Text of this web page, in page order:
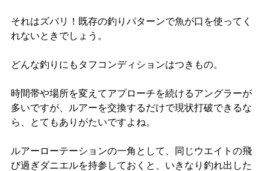
それはズバリ！既存の釣りパターンで魚が口を使ってく
れないときでしょう。
どんな釣りにもタフコンディションはつきもの。
時間帯や場所を変えてアプローチを続けるアングラーが
多いですが、ルアーを交換するだけで現状打破できるな
ら、とてもありがたいですよね。
ルアーローテーションの一角として、同じウエイトの飛
び過ぎダニエルを持参しておくと、いきなり釣れ出した